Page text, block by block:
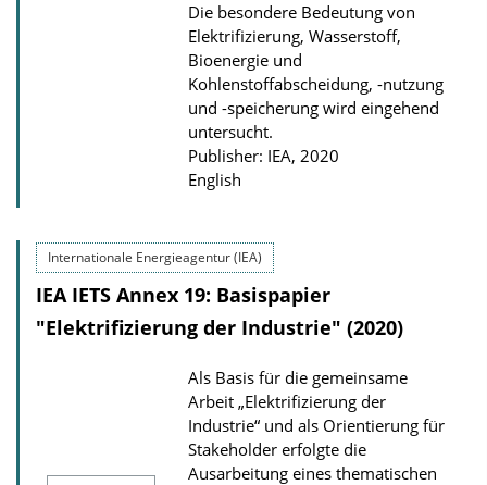
o
a
d
s
Die besondere Bedeutung von
Elektrifizierung, Wasserstoff,
Bioenergie und
Kohlenstoffabscheidung, -nutzung
und -speicherung wird eingehend
untersucht.
Publisher: IEA, 2020
English
Internationale Energieagentur (IEA)
IEA IETS Annex 19: Basispapier
"Elektrifizierung der Industrie" (2020)
Als Basis für die gemeinsame
Arbeit „Elektrifizierung der
Industrie“ und als Orientierung für
Stakeholder erfolgte die
Ausarbeitung eines thematischen